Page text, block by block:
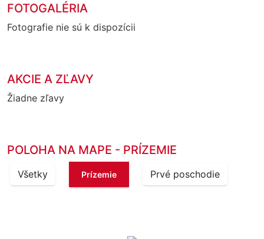
FOTOGALÉRIA
Fotografie nie sú k dispozícii
AKCIE A ZĽAVY
Žiadne zľavy
POLOHA NA MAPE - PRÍZEMIE
Všetky Prízemie Prvé poschodie